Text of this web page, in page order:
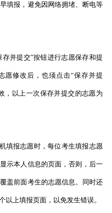
填报，避免因网络拥堵、断电等
并提交”按钮进行志愿保存和提
愿修改后，也须点击“保存并提
，以上一次保存并提交的志愿为
报志愿时，每位考生填报志愿
示本人信息的页面，否则，后一
盖前面考生的志愿信息。同时还
以上填报页面，以免发生错误。